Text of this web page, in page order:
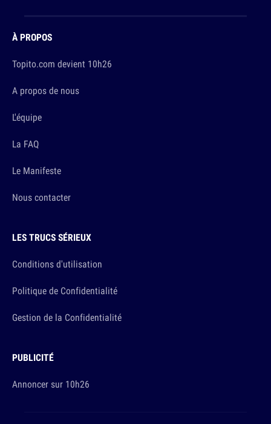
À PROPOS
Topito.com devient 10h26
A propos de nous
L'équipe
La FAQ
Le Manifeste
Nous contacter
LES TRUCS SÉRIEUX
Conditions d'utilisation
Politique de Confidentialité
Gestion de la Confidentialité
PUBLICITÉ
Annoncer sur 10h26